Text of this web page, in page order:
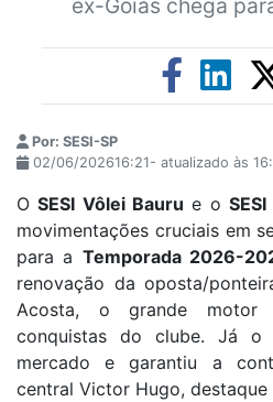
Por: SESI-SP
02/06/202616:21- atualizado às
OSESI Vôlei Bauru e o
movimentações cruciais em
para a Temporada 2026-
renovação da oposta/
Acosta, o grande motor
conquistas do clube. Já o
mercado e garantiu a
central Victor Hugo, destaque